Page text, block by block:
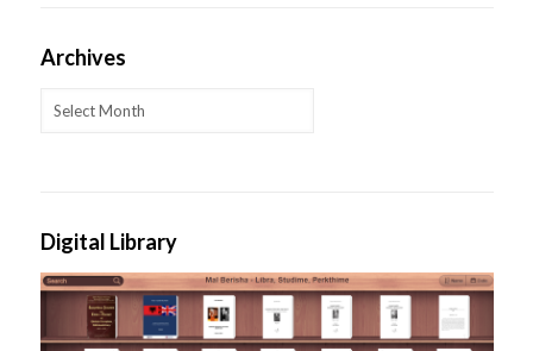
Archives
Digital Library